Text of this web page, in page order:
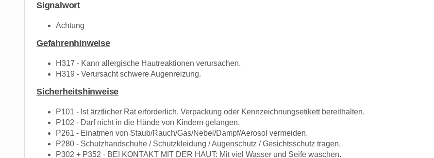
Signalwort
Achtung
Gefahrenhinweise
H317 - Kann allergische Hautreaktionen verursachen.
H319 - Verursacht schwere Augenreizung.
Sicherheitshinweise
P101 - Ist ärztlicher Rat erforderlich, Verpackung oder Kennzeichnungsetikett bereithalten.
P102 - Darf nicht in die Hände von Kindern gelangen.
P261 - Einatmen von Staub/Rauch/Gas/Nebel/Dampf/Aerosol vermeiden.
P280 - Schutzhandschuhe / Schutzkleidung / Augenschutz / Gesichtsschutz tragen.
P302 + P352 - BEI KONTAKT MIT DER HAUT: Mit viel Wasser und Seife waschen.